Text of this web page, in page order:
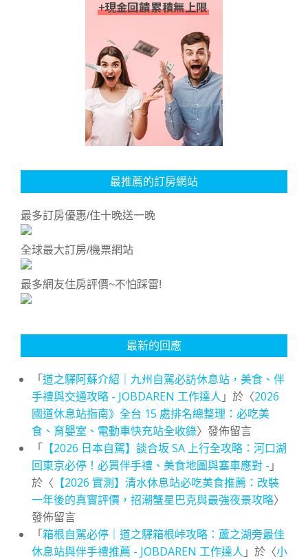
最推薦的訂房網站
最多訂房優惠/住十晚送一晚
全球最大訂房/機票網站
最多網友住房評價~不怕踩雷!
最新的回應
「道之驛阿蘇介紹｜九州自駕必訪休息站，美食、伴
手禮與交通攻略 - JOBDAREN 工作達人 」於〈2026
國道休息站指南》全台 15 處排名總整理：必吃美
食、育嬰室、電動車快充站全收錄〉發佈留言
「 【2026 日本自駕】談合坂 SA 上行全攻略：河口湖
回東京必停！必買伴手禮、美食地圖與塞車應對 - 」
於〈 【2026 實測】清水休息站必吃美食推薦：改裝
一年後的真實評價，招潮蟹星巴克與最強夜景攻略〉
發佈留言
「箱根自駕必停｜道之驛箱根峠攻略：蘆之湖旁最佳
休息站與伴手禮推薦 - JOBDAREN 工作達人 」於〈小